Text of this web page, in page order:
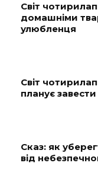
Світ
домашніми
улюбленця
Світ
планує
Сказ: як
від